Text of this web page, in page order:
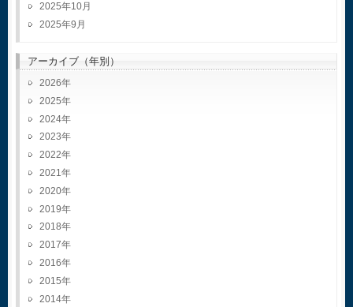
2025年10月
2025年9月
アーカイブ（年別）
2026
2025
2024
2023
2022
2021
2020
2019
2018
2017
2016
2015
2014